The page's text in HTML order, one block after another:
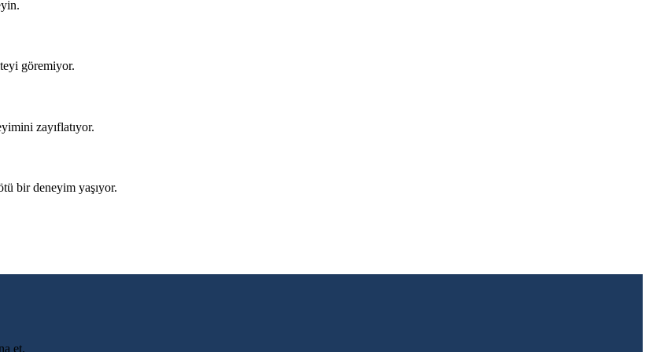
göremiyor.
zayıflatıyor.
bir deneyim yaşıyor.
et.